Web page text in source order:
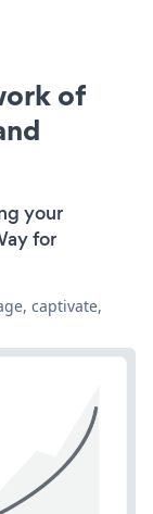
of
your
for
captivate,